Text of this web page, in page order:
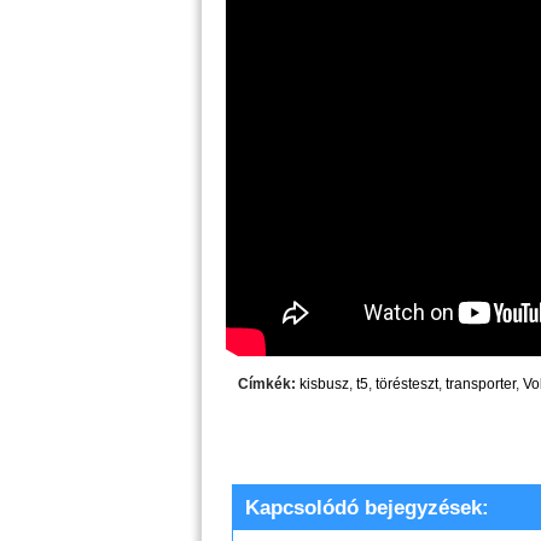
Címkék: kisbusz, t5, törésteszt, transporter,
Kapcsolódó bejegyzések: